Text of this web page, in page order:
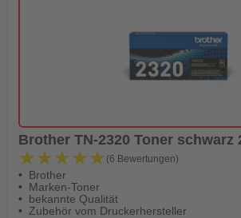
Brother TN-2320 Toner schwarz
★★★★★
★★★★★ (6 Bewertungen)
Brother
Marken-Toner
bekannte Qualität
Zubehör vom Druckerhersteller